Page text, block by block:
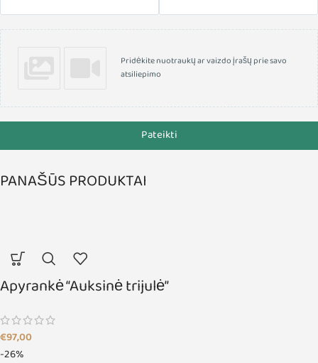
Pridėkite nuotraukų ar vaizdo įrašų prie savo
atsiliepimo
Pateikti
PANAŠŪS PRODUKTAI
Apyrankė “Auksinė trijulė”
€97,00
-26%